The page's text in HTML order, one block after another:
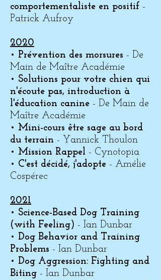
comportementaliste en positif -
Patrick Aufroy
2020
• Prévention des morsures - De
Main de Maître Académie
• Solutions pour votre chien qui
n'écoute pas, introduction à
l'éducation canine - De Main de
Maître Académie
• Mini-cours être sage au bord
du terrain - Yannick Thoulon
• Mission Rappel - Cynotopia
• C'est décidé, j'adopte - Amélie
Cospérec
2021
• Science-Based Dog Training
(with Feeling) - Ian Dunbar
• Dog Behavior and Training
Problems - Ian Dunbar
• Dog Aggression: Fighting and
Biting - Ian Dunbar